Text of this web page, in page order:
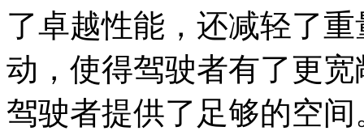
了卓越性能，还减轻了
动，使得驾驶者有了更
驾驶者提供了足够的空间